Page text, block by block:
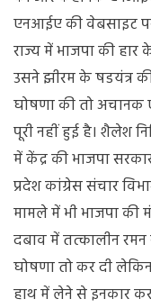
एनआईए की वेबसाइट पर
राज्य में भाजपा की
उसने झीरम के षडयंत्र
घोषणा की तो
पूरी नहीं हुई है। शैलेश
में केंद्र की भाजपा
प्रदेश कांग्रेस संचार
मामले में भी भाजपा की
दबाव में तत्कालीन
घोषणा तो कर दी
हाथ में लेने से इनकार